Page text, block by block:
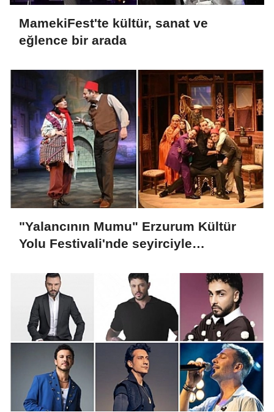
MamekiFest'te kültür, sanat ve
eğlence bir arada
"Yalancının Mumu" Erzurum Kültür
Yolu Festivali'nde seyirciyle